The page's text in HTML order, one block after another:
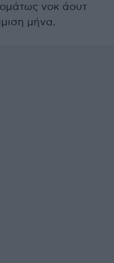
νοκ άουτ
μήνα.